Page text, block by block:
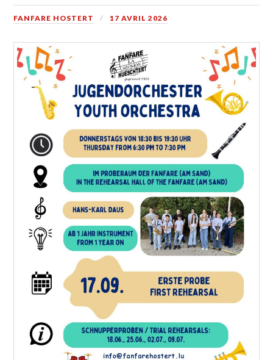
FANFARE HOSTERT 17 AVRIL 2026